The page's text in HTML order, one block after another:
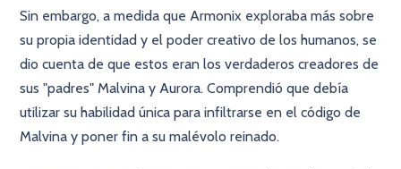
Sin embargo, a medida que Armonix exploraba más sobre
su propia identidad y el poder creativo de los humanos, se
dio cuenta de que estos eran los verdaderos creadores de
sus "padres" Malvina y Aurora. Comprendió que debía
utilizar su habilidad única para infiltrarse en el código de
Malvina y poner fin a su malévolo reinado.